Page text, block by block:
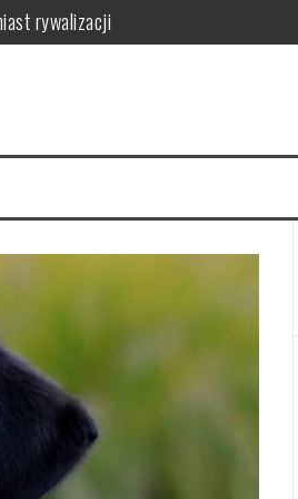
rywalizacji
i różnica między kopaniem a
sygnał problemów skórnych